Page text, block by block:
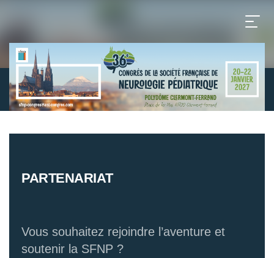
PARTENARIAT
Vous souhaitez rejoindre l’aventure et
soutenir la SFNP ?